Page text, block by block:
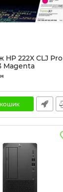
HP 222X CLJ Pro
Magenta